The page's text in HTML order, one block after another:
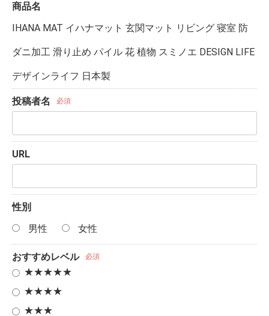
商品名
IHANA MAT イハナマット 玄関マット リビング 寝室 防
ダニ加工 滑り止め パイル 花 植物 スミノエ DESIGN LIFE
デザインライフ 日本製
投稿者名 必須
URL
性別
男性
女性
おすすめレベル 必須
★★★★★
★★★★
★★★